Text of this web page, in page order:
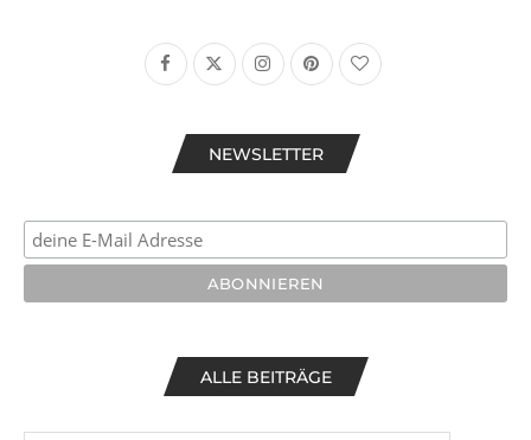
NEWSLETTER
ALLE BEITRÄGE